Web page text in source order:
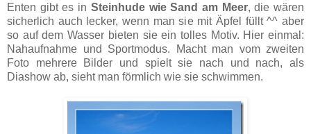
Enten gibt es in Steinhude wie Sand am Meer, die wären
sicherlich auch lecker, wenn man sie mit Äpfel füllt ^^ aber
so auf dem Wasser bieten sie ein tolles Motiv. Hier einmal:
Nahaufnahme und Sportmodus. Macht man vom zweiten
Foto mehrere Bilder und spielt sie nach und nach, als
Diashow ab, sieht man förmlich wie sie schwimmen.